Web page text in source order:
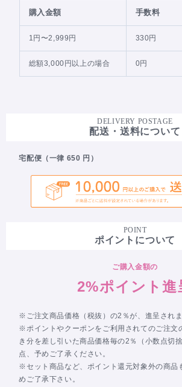
購入金額 手数料
1円〜2,999円 330円
総額3,000円以上の場合 0円
DELIVERY POSTAGE
配送・送料について
宅配便（一律 650 円）
POINT
ポイントについて
ご購入金額の
2%ポイント進
※ご注文商品価格（税抜）の2％が、進呈されま
※ポイントやクーポンをご利用されてのご注文
き分を差し引いた商品価格毎の2％（小数点切
点、予めご了承ください。
※セット商品など、ポイント還元対象外の商品
めご了承下さい。